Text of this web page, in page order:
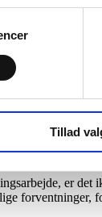
Tillad
de
Brocks.
nye ideer til
for at
til den
organisationer
er
forventninger,